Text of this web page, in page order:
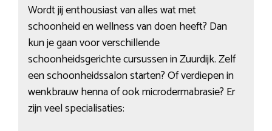
Wordt jij enthousiast van alles wat met
schoonheid en wellness van doen heeft? Dan
kun je gaan voor verschillende
schoonheidsgerichte cursussen in Zuurdijk. Zelf
een schoonheidssalon starten? Of verdiepen in
wenkbrauw henna of ook microdermabrasie? Er
zijn veel specialisaties: